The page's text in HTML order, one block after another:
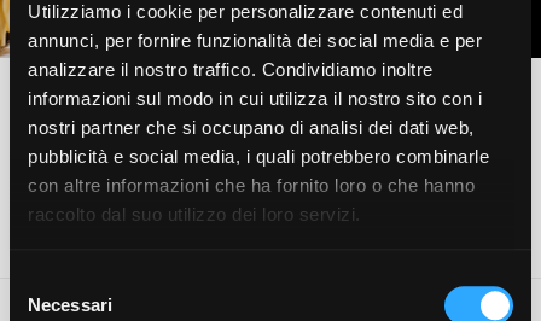
Utilizziamo i cookie per personalizzare contenuti ed
annunci, per fornire funzionalità dei social media e per
analizzare il nostro traffico. Condividiamo inoltre
informazioni sul modo in cui utilizza il nostro sito con i
nostri partner che si occupano di analisi dei dati web,
pubblicità e social media, i quali potrebbero combinarle
con altre informazioni che ha fornito loro o che hanno
raccolto dal suo utilizzo dei loro servizi.
delNecessari
07 Ven
AGOSTO
2026 08 Sab
AGOSTO
2026
1
Camera
2
Adulti
0
Bambini
Verifica disponibilità